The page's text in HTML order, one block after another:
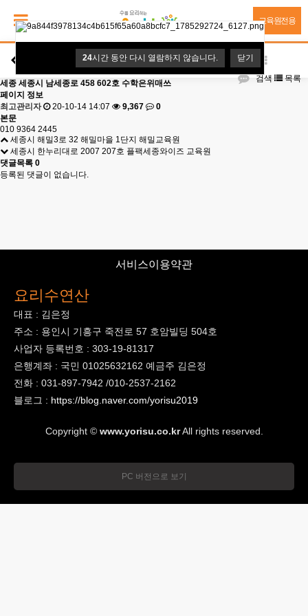
24시간 동안 다시 열람하지 않습니다. 닫기
교육원전용
검색 목록
세종 세종시 남세종로 458 602호 수학은위매쓰
페이지 정보
최고관리자
20-10-14 14:07 9,367
0
본문
010 9364 2445
세종시 해밀3로 32 해밀마을 1단지 해밀교육원
세종시 한누리대로 2007 207호 플팩세종와이즈 교육원
댓글목록 0
등록된 댓글이 없습니다.
서비스이용약관
요리수연산
대표 : 김은정
주소 : 용인시 기흥구 죽전로 57 호암빌딩 504호
사업자 등록번호 : 303-19-81317
은행계좌 : 국민 01025632162 예금주 김은정
전화 : 031-897-7942 /010-2537-2162
블로그 : https://blog.naver.com/yorisu2019
Copyright © www.yorisu.co.krAll rights reserved.
PC 버전으로 보기